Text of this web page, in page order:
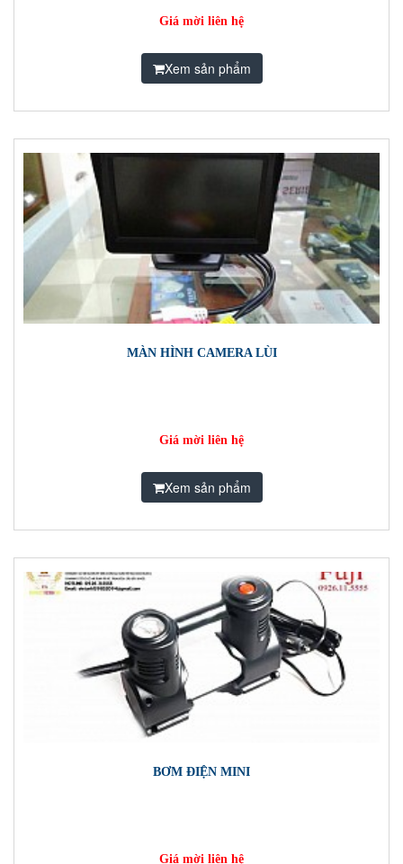
Giá mời liên hệ
Xem sản phẩm
MÀN HÌNH CAMERA LÙI
Giá mời liên hệ
Xem sản phẩm
BƠM ĐIỆN MINI
Giá mời liên hệ